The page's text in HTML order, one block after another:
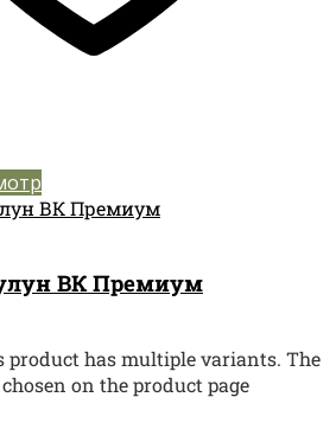
ВК Премиум
product has multiple variants. The
on the product page